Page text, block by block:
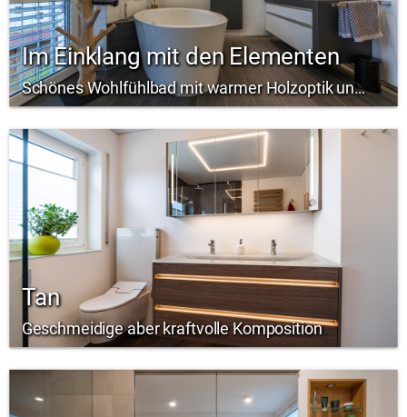
Im Einklang mit den Elementen
Schönes Wohlfühlbad mit warmer Holzoptik und besonderem Lichtkonzept
Tan
Geschmeidige aber kraftvolle Komposition